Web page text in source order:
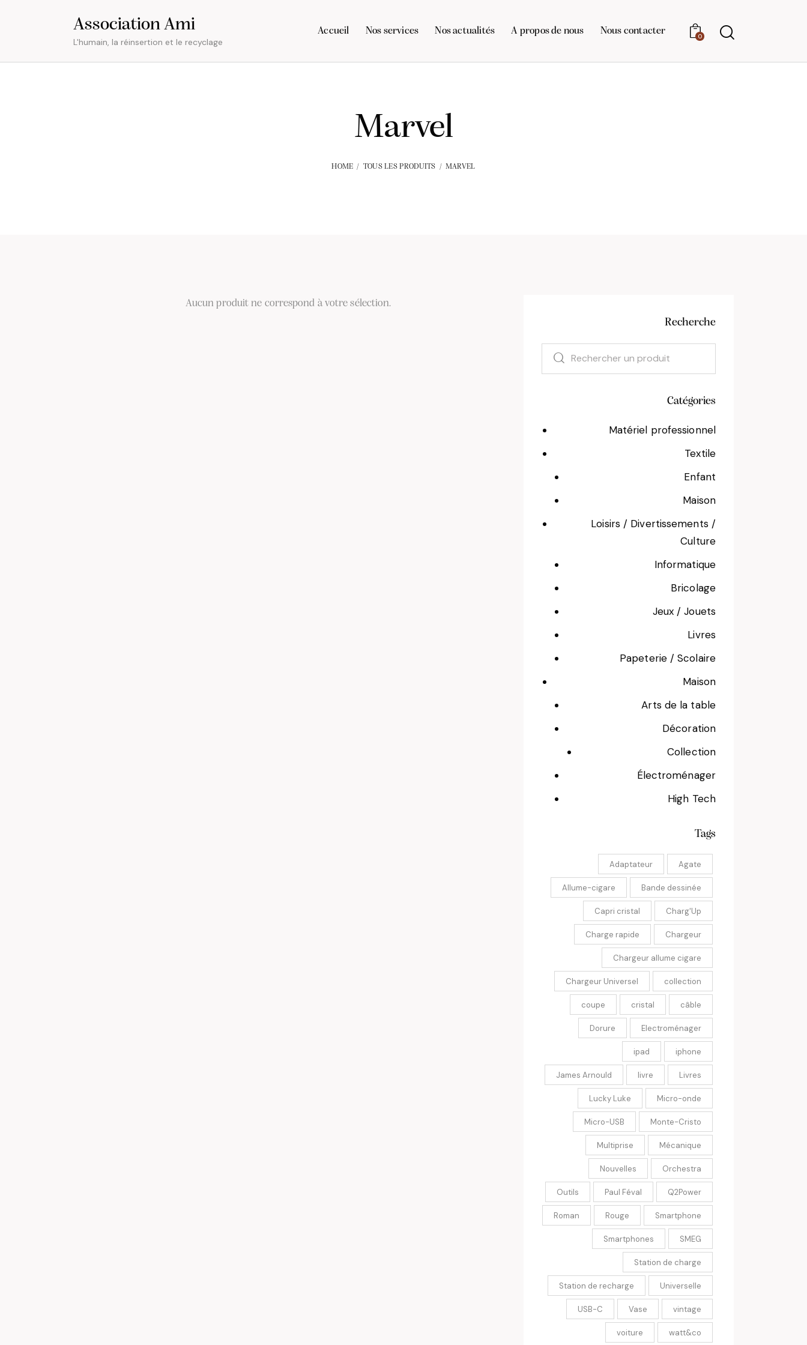
Association Ami
L'humain, la réinsertion et le recyclage
Accueil Nos services Nos actualités A propos de nous Nous contacter
0
Marvel
HOME TOUS LES PRODUITS MARVEL
Aucun produit ne correspond à votre sélection.
Recherche
Catégories
Matériel professionnel
Textile
Enfant
Maison
Loisirs / Divertissements /
Culture
Informatique
Bricolage
Jeux / Jouets
Livres
Papeterie / Scolaire
Maison
Arts de la table
Décoration
Collection
Électroménager
High Tech
Tags
Adaptateur Agate
Allume-cigare Bande dessinée
Capri cristal Charg'Up
Charge rapide Chargeur
Chargeur allume cigare
Chargeur Universel collection
coupe cristal câble
Dorure Electroménager
ipad iphone
James Arnould livre Livres
Lucky Luke Micro-onde
Micro-USB Monte-Cristo
Multiprise Mécanique
Nouvelles Orchestra
Outils Paul Féval Q2Power
Roman Rouge Smartphone
Smartphones SMEG
Station de charge
Station de recharge Universelle
USB-C Vase vintage
voiture watt&co